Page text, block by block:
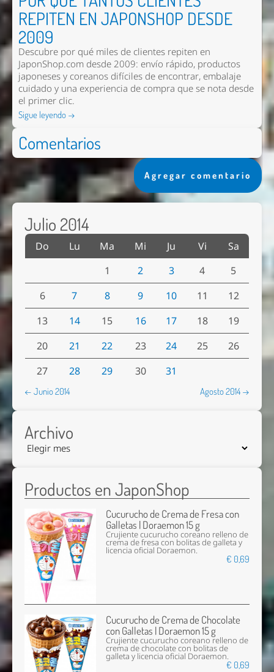
REPITEN EN JAPONSHOP DESDE
2009
Descubre por qué miles de clientes repiten en
JaponShop.com desde 2009: envío rápido, productos
japoneses y coreanos difíciles de encontrar, embalaje
cuidado y una experiencia de compra que se nota desde
el primer clic.
Sigue leyendo →
Comentarios
Agregar comentario
Julio 2014
Do Lu Ma Mi Ju Vi
Sa
1
2 3 4
5
6
7 8 9 10 11
12
13
14 15 16 17 18
19
20
21 22 23 24 25
26
27
28 29 30 31
← Junio 2014 Agosto 2014 →
Archivo
Productos en JaponShop
Cucurucho de Crema de Fresa con
Galletas | Doraemon 15 g
Crujiente cucurucho coreano relleno de
crema de fresa con bolitas de galleta y
licencia oficial Doraemon.
€ 0,69
Cucurucho de Crema de Chocolate
con Galletas | Doraemon 15 g
Crujiente cucurucho coreano relleno de
crema de chocolate con bolitas de
galleta y licencia oficial Doraemon.
€ 0,69